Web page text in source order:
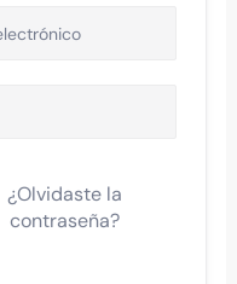
¿Olvidaste la
contraseña?